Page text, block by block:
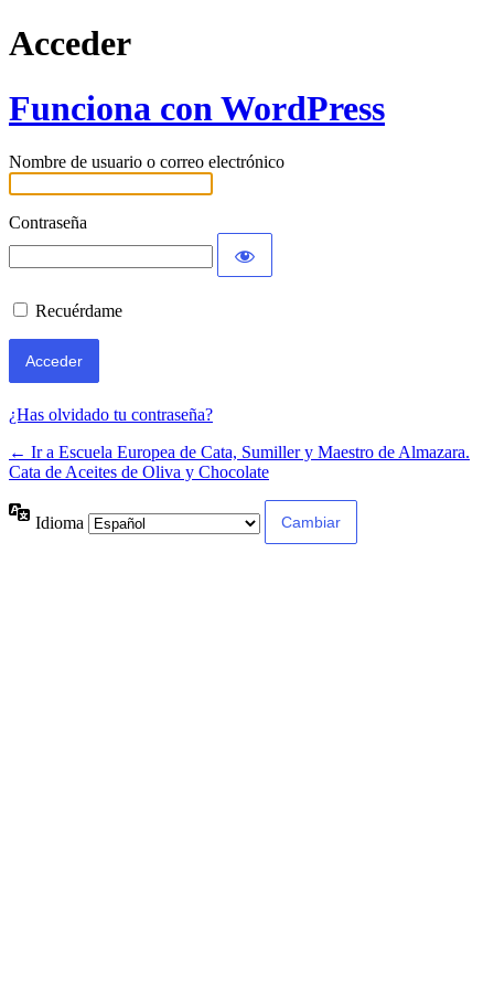
Acceder
Funciona con WordPress
Nombre de usuario o correo electrónico
Contraseña
Recuérdame
¿Has olvidado tu contraseña?
← Ir a Escuela Europea de Cata, Sumiller y Maestro de Almazara.
Cata de Aceites de Oliva y Chocolate
Idioma